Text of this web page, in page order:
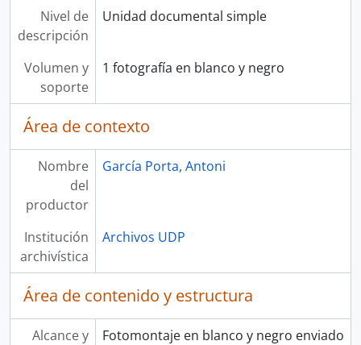
Nivel de
descripción
Unidad documental simple
Volumen y
soporte
1 fotografía en blanco y negro
Área de contexto
Nombre
del
productor
García Porta, Antoni
Institución
archivística
Archivos UDP
Área de contenido y estructura
Alcance y
Fotomontaje en blanco y negro enviado